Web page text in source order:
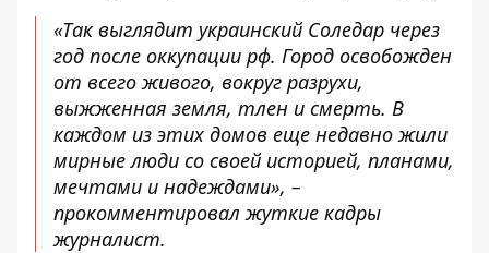
«Так выглядит украинский Соледар через
год после оккупации рф. Город освобожден
от всего живого, вокруг разрухи,
выжженная земля, тлен и смерть. В
каждом из этих домов еще недавно жили
мирные люди со своей историей, планами,
мечтами и надеждами», –
прокомментировал жуткие кадры
журналист.